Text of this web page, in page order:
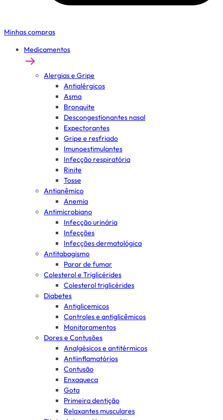
Minhas compras
Medicamentos
Alergias e Gripe
Antialérgicos
Asma
Bronquite
Descongestionantes nasal
Expectorantes
Gripe e resfriado
Imunoestimulantes
Infecção respiratória
Rinite
Tosse
Antianêmico
Anemia
Antimicrobiano
Infecção urinária
Infecções
Infecções dermatológica
Antitabagismo
Parar de fumar
Colesterol e Triglicérides
Colesterol triglicérides
Diabetes
Antiglicemicos
Controles e antiglicêmicos
Monitoramentos
Dores e Contusões
Analgésicos e antitérmicos
Antiinflamatórios
Contusão
Enxaqueca
Gota
Primeira dentição
Relaxantes musculares